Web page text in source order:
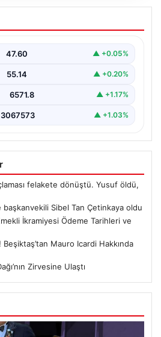
başkanvekili
oldu
47.60 ▲ +0.05%
55.14 ▲ +0.20%
6571.8 ▲ +1.17%
3067573 ▲ +1.03%
felakete dönüştü. Yusuf öldü,
başkanvekili Sibel Tan Çetinkaya oldu
İkramiyesi Ödeme Tarihleri ve
Mauro Icardi Hakkında
Zirvesine Ulaştı